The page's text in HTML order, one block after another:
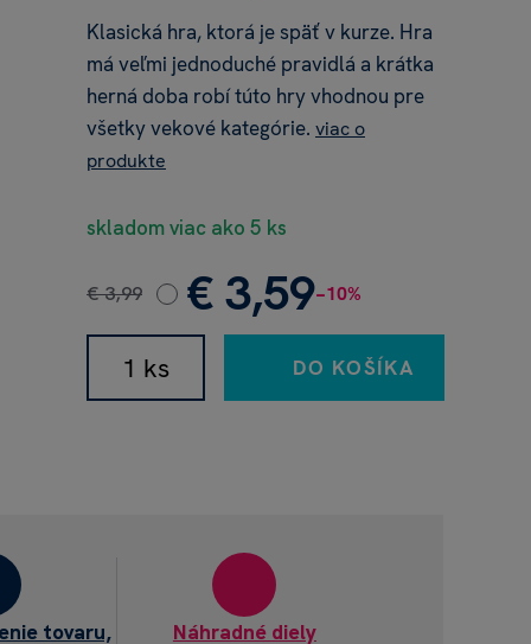
Klasická hra, ktorá je späť v kurze. Hra
má veľmi jednoduché pravidlá a krátka
herná doba robí túto hry vhodnou pre
všetky vekové kategórie. viac o
produkte
skladom viac ako 5 ks
€ 3,99 € 3,59−10%
DO KOŠÍKA
tovaru, Náhradné diely